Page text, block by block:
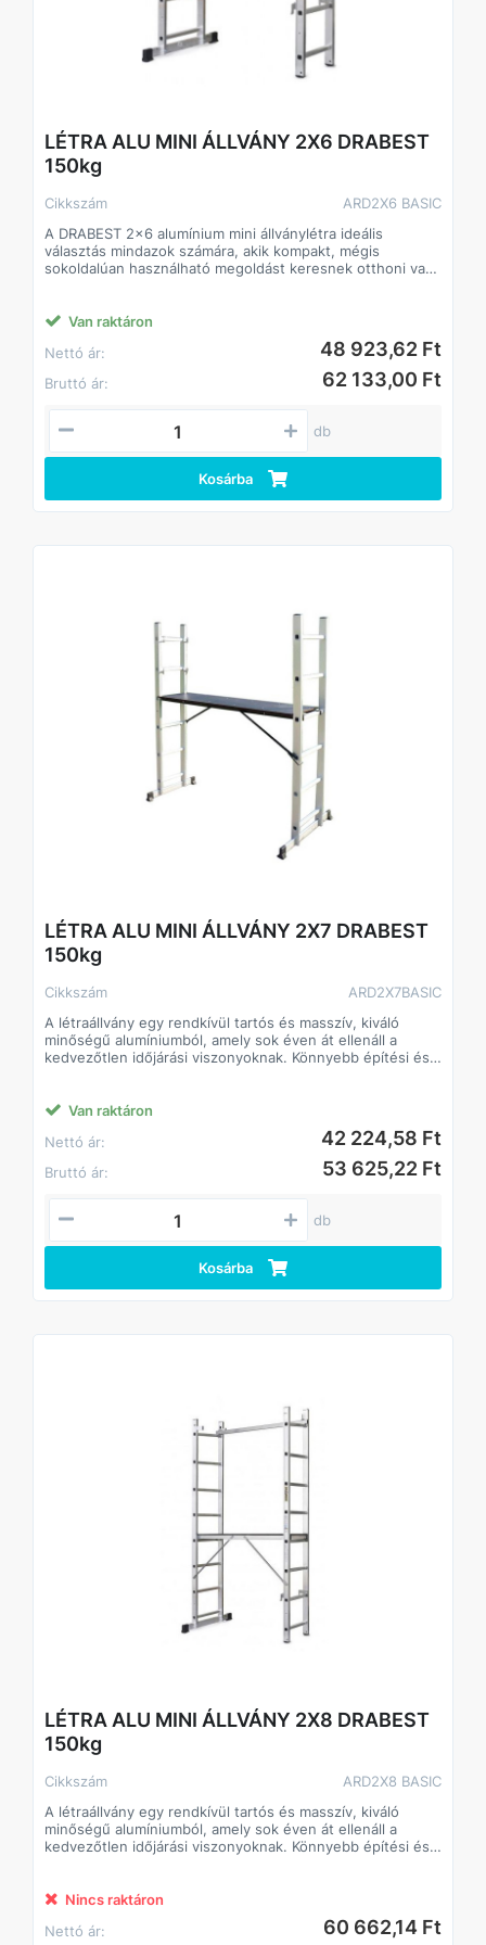
LÉTRA ALU MINI ÁLLVÁNY 2X6 DRABEST
150kg
Cikkszám
ARD2X6 BASIC
A DRABEST 2x6 alumínium mini állványlétra ideális
választás mindazok számára, akik kompakt, mégis
sokoldalúan használható megoldást keresnek otthoni vagy
festéshez, szereléshez, karbantartáshoz vagy akár kültéri
- Kialakítás: 2x6 fokos, kétoldalas alumínium létra
- Maximális terhelhetőség: 150 kg
- Összecsukható, kompakt kivitel – könnyű szállítás és
- Stabil, csúszásmentes lábak a biztonságos használat
- Masszív alumínium szerkezet – korrózióálló és időtálló
Létra magasság (A): 2,97 / 2,89 / 3,68 m
Stabilizátor (S): 1,10 m
Megfelelés az EN 131 európai szabványnak
Van raktáron
Nettó ár:
48 923,62 Ft
Bruttó ár: 62 133,00 Ft
db
Kosárba
LÉTRA ALU MINI ÁLLVÁNY 2X7 DRABEST
150kg
Cikkszám
ARD2X7BASIC
A létraállvány egy rendkívül tartós és masszív, kiváló
minőségű alumíniumból, amely sok éven át ellenáll a
kedvezőtlen időjárási viszonyoknak. Könnyebb építési és
Fokok 25 x 58 mm-es alumínium profilból
Csúszásmentes műanyag lábak és hornyolt fokok
Masszív és széles forgácslap munkafelület, mérete 46 x
Alumínium gerenda stabilizálja a szerkezetet
Szétszerelés után a készlet elemei támasztó vagy kétágú
létraként használhatók
Megfelelés az EN 131 európai szabványnak
Van raktáron
Nettó ár:
42 224,58 Ft
Bruttó ár: 53 625,22 Ft
db
Kosárba
LÉTRA ALU MINI ÁLLVÁNY 2X8 DRABEST
150kg
Cikkszám
ARD2X8 BASIC
A létraállvány egy rendkívül tartós és masszív, kiváló
minőségű alumíniumból, amely sok éven át ellenáll a
kedvezőtlen időjárási viszonyoknak. Könnyebb építési és
Fokok 25 x 58 mm-es alumínium profilból
Csúszásmentes műanyag lábak és hornyolt fokok
Masszív és széles forgácslap munkafelület, mérete 46 x
Nincs raktáron
Nettó ár:
60 662,14 Ft